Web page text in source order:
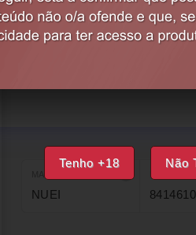
Tenho +18 Não
Código:EX20841
NUEI